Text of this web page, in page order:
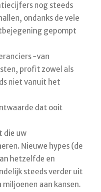
nog steeds
ondanks de vele
gepompt
-van
profit zowel als
niet vanuit het
dat ooit
die uw
Nieuwe hypes (de
hetzelfde en
steeds verder uit
aan kansen.